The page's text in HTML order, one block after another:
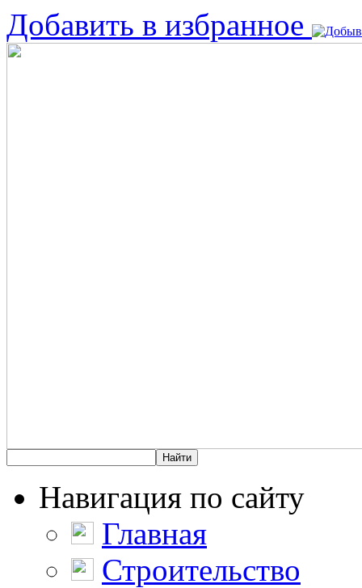
Добавить в избранное
Навигация по сайту
Главная
Строительство